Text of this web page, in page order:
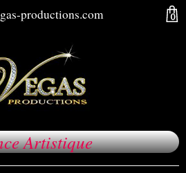
productions.com
Artistique
0